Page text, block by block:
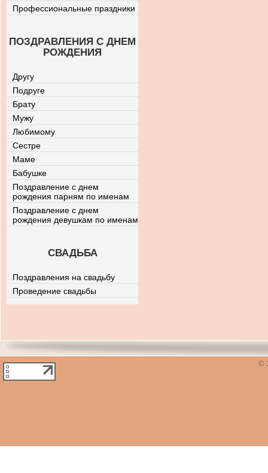
Профессиональные праздники
ПОЗДРАВЛЕНИЯ С ДНЕМ
РОЖДЕНИЯ
Другу
Подруге
Брату
Мужу
Любимому
Сестре
Маме
Бабушке
Поздравление с днем
рождения парням по именам
Поздравление с днем
рождения девушкам по именам
СВАДЬБА
Поздравления на свадьбу
Проведение свадьбы
©